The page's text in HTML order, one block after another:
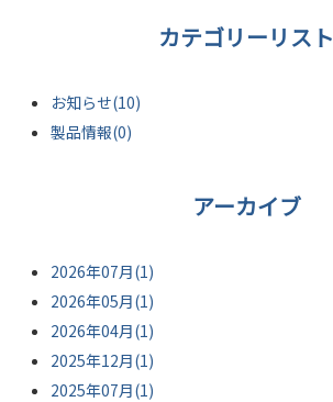
カテゴリーリスト
お知らせ(10)
製品情報(0)
アーカイブ
2026年07月(1)
2026年05月(1)
2026年04月(1)
2025年12月(1)
2025年07月(1)